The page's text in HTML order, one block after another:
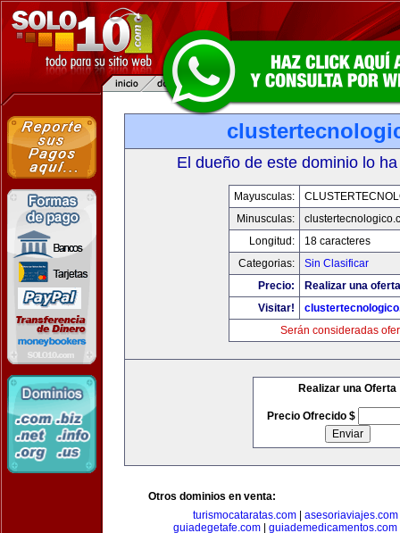
El dueño de este dominio lo
Mayusculas:
Minusculas:
Longitud:
18 caracteres
Categorias:
Sin Clasificar
Precio:
Realizar una
Visitar!
Serán consideradas
Realizar una Oferta
Precio Ofrecido $
Otros dominios en venta:
turismocataratas.com| asesoriaviajes.com
guiadegetafe.com| guiademedicamentos.com